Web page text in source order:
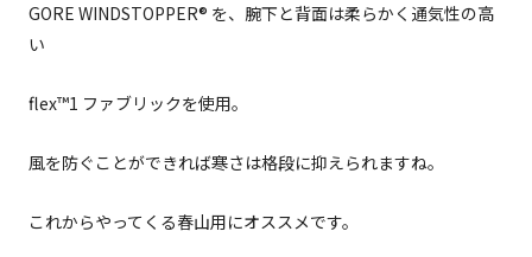
GORE WINDSTOPPER® を、腕下と背面は柔らかく通気性の高
い
flex™1 ファブリックを使用。
風を防ぐことができれば寒さは格段に抑えられますね。
これからやってくる春山用にオススメです。